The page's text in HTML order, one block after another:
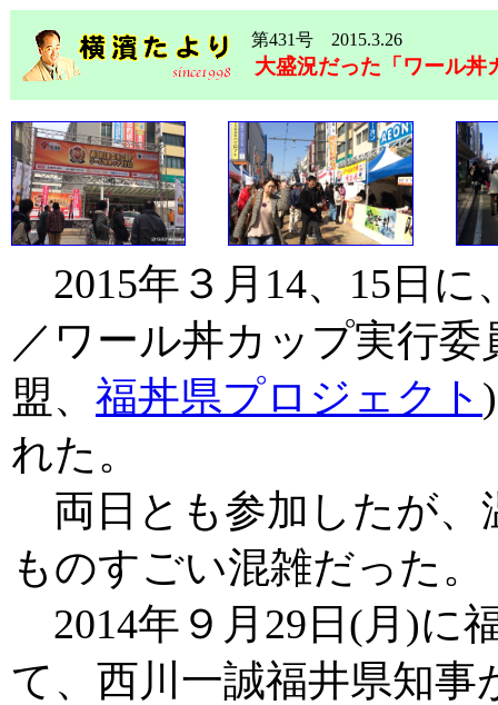
第431号 2015.3.26
大盛況だった「ワール丼
2015年３月14、15日に
／ワール丼カップ実行
盟、 福丼県プロジェクト
れた。
両日とも参加したが、
ものすごい混雑だった。
2014年９月29日(月)に
て、西川一誠福井県知事